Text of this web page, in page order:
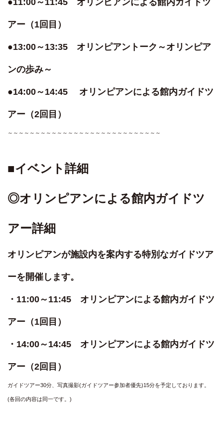
アー（1回目）
●13:00～13:35 オリンピアントーク～オリンピア
ンの歩み～
●14:00～14:45 オリンピアンによる館内ガイドツ
アー（2回目）
～～～～～～～～～～～～～～～～～～～～～～～～～～～～
■イベント詳細
◎オリンピアンによる館内ガイドツ
アー詳細
オリンピアンが施設内を案内する特別なガイドツア
ーを開催します。
・11:00～11:45 オリンピアンによる館内ガイドツ
アー（1回目）
・14:00～14:45 オリンピアンによる館内ガイドツ
アー（2回目）
ガイドツアー30分、写真撮影(ガイドツアー参加者優先)15分を予定しております。
(各回の内容は同一です。)